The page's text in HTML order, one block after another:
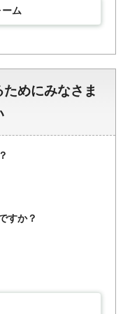
ム
めにみなさま
すか？